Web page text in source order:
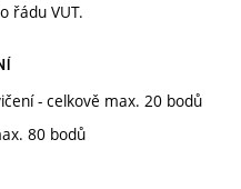
řádu VUT.
- celkově max. 20 bodů
80 bodů